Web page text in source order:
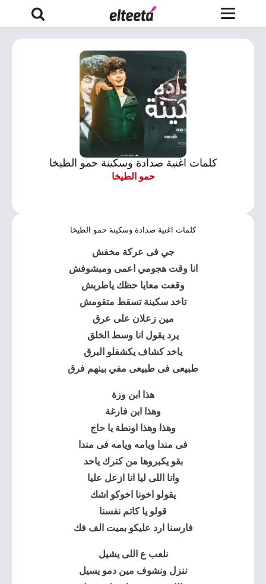
كلمات اغنية صدادة وسكينة حمو الطيخا
حمو الطيخا
كلمات اغنية صدادة وسكينة حمو الطيخا
جي فى عركة مخفش
انا وقت هجومي اعمى ومبشوفش
وقعت معايا حظك ياطربش
تاخد سكينة تسقط متقومش
مين زعلان على عرق
يرد يقول انا وسط الخلق
ياخد كشاف يكشفلو البرق
طبيعى فى طبيعى مفي بينهم فرق
هذا ابن وزة
وهذا ابن فارغة
وهذا وهذا اونطة يا حاج
فى مندا ويامه ويامه فى مندا
بقو يكبروها من كترك ياحد
وانا اللى ليا انا ازعل عليا
يقولو اخونا اخوكو اشك
قولو يا كاتم نفسنا
فارسنا ارد عليكو بميت الف فك
نلعب ع اللى يشيل
ننزل ونشوف مين دمو يسيل